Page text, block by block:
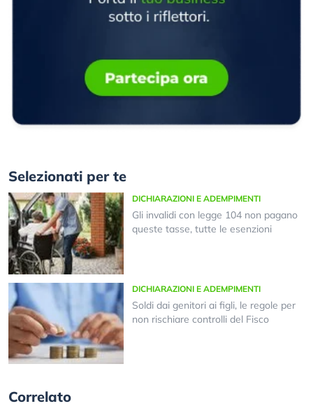
Selezionati per te
DICHIARAZIONI E ADEMPIMENTI
Gli invalidi con legge 104 non pagano
queste tasse, tutte le esenzioni
DICHIARAZIONI E ADEMPIMENTI
Soldi dai genitori ai figli, le regole per
non rischiare controlli del Fisco
Correlato